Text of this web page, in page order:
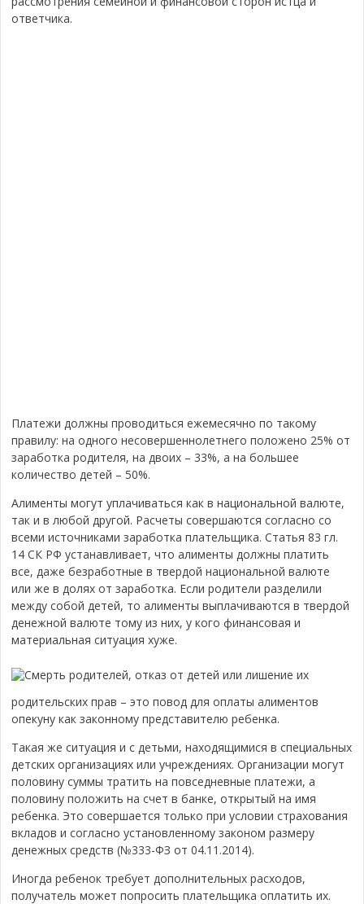
ответчика.
Платежи должны проводиться ежемесячно по такому
правилу: на одного несовершеннолетнего положено 25% от
заработка родителя, на двоих – 33%, а на большее
количество детей – 50%.
Алименты могут уплачиваться как в национальной валюте,
так и в любой другой. Расчеты совершаются согласно со
всеми источниками заработка плательщика. Статья 83 гл.
14 СК РФ устанавливает, что алименты должны платить
все, даже безработные в твердой национальной валюте
или же в долях от заработка. Если родители разделили
между собой детей, то алименты выплачиваются в твердой
денежной валюте тому из них, у кого финансовая и
материальная ситуация хуже.
Смерть родителей, отказ от детей или лишение их
родительских прав – это повод для оплаты алиментов
опекуну как законному представителю ребенка.
Такая же ситуация и с детьми, находящимися в специальных
детских организациях или учреждениях. Организации могут
половину суммы тратить на повседневные платежи, а
половину положить на счет в банке, открытый на имя
ребенка. Это совершается только при условии страхования
вкладов и согласно установленному законом размеру
денежных средств (№333-ФЗ от 04.11.2014).
Иногда ребенок требует дополнительных расходов,
получатель может попросить плательщика оплатить их.